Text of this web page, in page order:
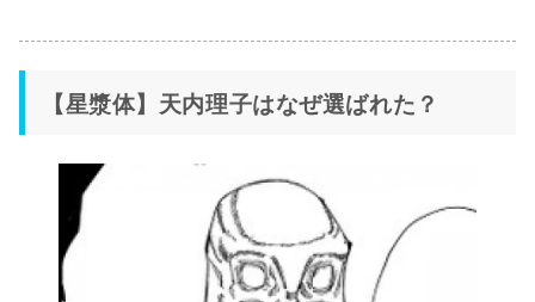
【星漿体】天内理子はなぜ選ばれた？